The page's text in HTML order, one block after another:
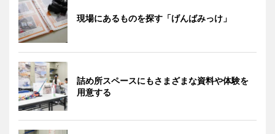
現場にあるものを探す「げんばみっけ」
詰め所スペースにもさまざまな資料や体験を
用意する